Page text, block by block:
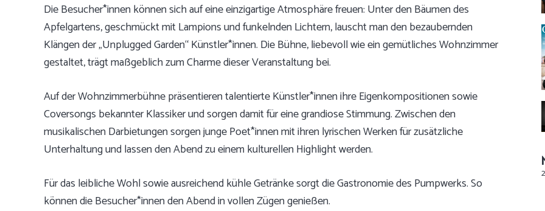
Die Besucher*innen können sich auf eine einzigartige Atmosphäre freuen: Unter den Bäumen des
Apfelgartens, geschmückt mit Lampions und funkelnden Lichtern, lauscht man den bezaubernden
Klängen der „Unplugged Garden“ Künstler*innen. Die Bühne, liebevoll wie ein gemütliches Wohnzimmer
gestaltet, trägt maßgeblich zum Charme dieser Veranstaltung bei.
Auf der Wohnzimmerbühne präsentieren talentierte Künstler*innen ihre Eigenkompositionen sowie
Coversongs bekannter Klassiker und sorgen damit für eine grandiose Stimmung. Zwischen den
musikalischen Darbietungen sorgen junge Poet*innen mit ihren lyrischen Werken für zusätzliche
Unterhaltung und lassen den Abend zu einem kulturellen Highlight werden.
Für das leibliche Wohl sowie ausreichend kühle Getränke sorgt die Gastronomie des Pumpwerks. So
können die Besucher*innen den Abend in vollen Zügen genießen.